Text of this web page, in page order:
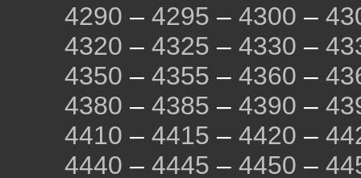
4290 – 4295 – 4300 –
4320 – 4325 – 4330 –
4350 – 4355 – 4360 –
4380 – 4385 – 4390 –
4410 – 4415 – 4420 –
4440 – 4445 – 4450 –